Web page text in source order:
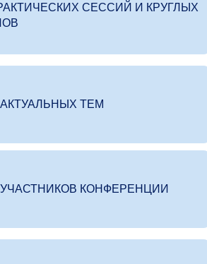
СЕССИЙ И КРУГЛЫХ
АКТУАЛЬНЫХ ТЕМ
УЧАСТНИКОВ КОНФЕРЕНЦИИ